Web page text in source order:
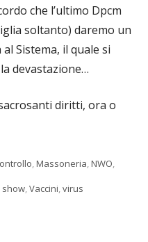
che l’ultimo Dpcm
soltanto) daremo un
Sistema, il quale si
devastazione…
diritti, ora o
,Massoneria,NWO,
,Vaccini,virus